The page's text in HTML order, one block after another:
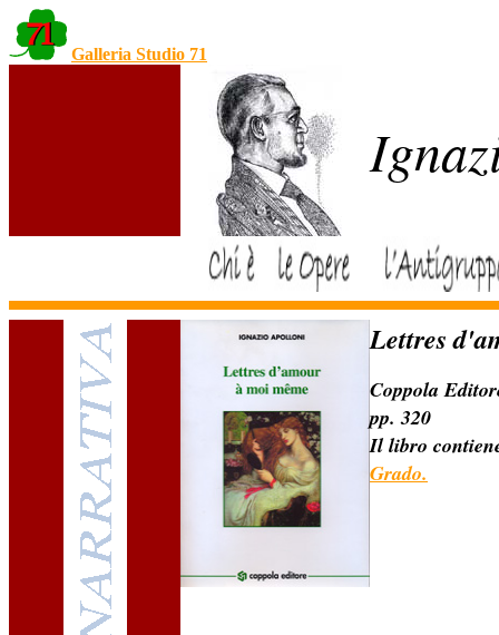
Galleria Studio 71
Lettres
Coppola
pp. 320
Il libro
Grado.